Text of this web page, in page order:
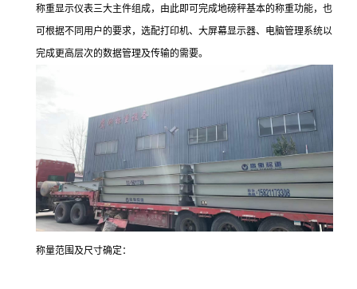
称重显示仪表三大主件组成，由此即可完成地磅秤基本的称重功能，也
可根据不同用户的要求，选配打印机、大屏幕显示器、电脑管理系统以
完成更高层次的数据管理及传输的需要。
称量范围及尺寸确定：